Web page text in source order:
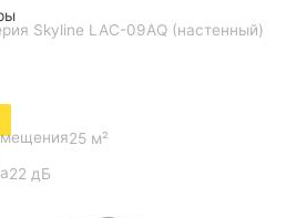
Skyline LAC-09AQ (настенный)
25 м²
22 дБ